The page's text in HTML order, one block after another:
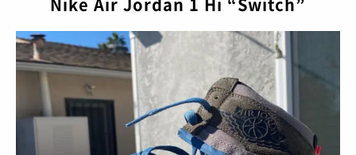
STYLES
TOP
/ スタイルトップ
STYLE IDEA / コーデのアイデア
BEAUTY
TOP
/ ビューティートップ